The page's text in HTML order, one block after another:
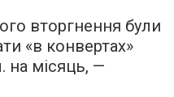
вторгнення були
«в конвертах»
на місяць, —